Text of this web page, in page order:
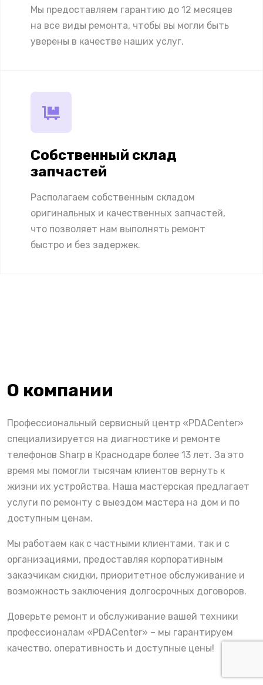
Мы предоставляем гарантию до 12 месяцев
на все виды ремонта, чтобы вы могли быть
уверены в качестве наших услуг.
Собственный склад
запчастей
Располагаем собственным складом
оригинальных и качественных запчастей,
что позволяет нам выполнять ремонт
быстро и без задержек.
О компании
Профессиональный сервисный центр «PDACenter»
специализируется на диагностике и ремонте
телефонов Sharp в Краснодаре более 13 лет. За это
время мы помогли тысячам клиентов вернуть к
жизни их устройства. Наша мастерская предлагает
услуги по ремонту с выездом мастера на дом и по
доступным ценам.
Мы работаем как с частными клиентами, так и с
организациями, предоставляя корпоративным
заказчикам скидки, приоритетное обслуживание и
возможность заключения долгосрочных договоров.
Доверьте ремонт и обслуживание вашей техники
профессионалам «PDACenter» – мы гарантируем
качество, оперативность и доступные цены!